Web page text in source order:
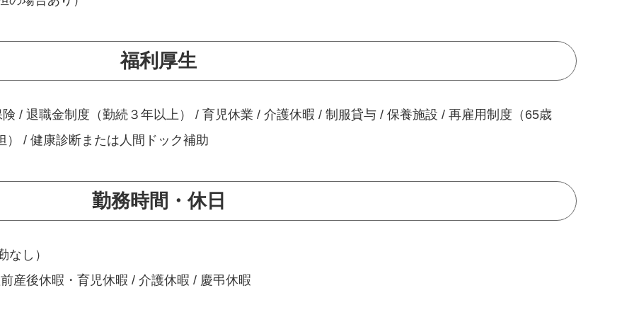
福利厚生
/ 退職金制度（勤続３年以上） / 育児休業 / 介護休暇 / 制服貸与 / 保養施設 / 再雇用制度（65歳
/ 健康診断または人間ドック補助
勤務時間・休日
し）
産後休暇・育児休暇 / 介護休暇 / 慶弔休暇